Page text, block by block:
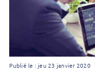
Publié le : jeu 23 janvier 2020